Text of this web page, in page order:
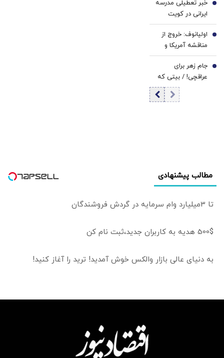
تصویب کنوانسیون
دریای خزر را
نمی‌دهد/ صیانت از
حقوق و منافع ملی
ایران در دریای خزر
است
خبر تعطیلی مدرسه
ایرانی در کویت
صحت دارد؟/ مقام
مسئول: سابقه این
مدارس به قبل از
انقلاب برمی‌گردد
5
اولیانوف: خروج از
مناقشه آمریکا و
ایران، تنها از مسیر
دیپلماسی ممکن
است
6
جام زهر برای
عراقچی! / بیتی که
پزشکیان در نشست
خبری خواند
7
مطالب پیشنهادی
تا 3میلیارد وام سرمایه در گردش فروشندگان
500$ هدیه به کاربران جدید،ثبت نام کن
به دنیای عالی بازار والکس خوش آمدید! ترید را آغاز کنید!